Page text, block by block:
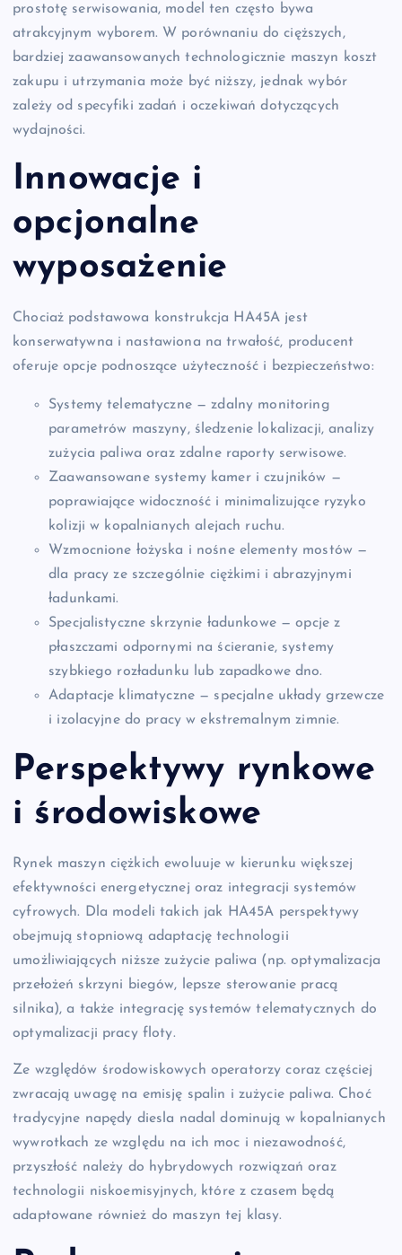
prostotę serwisowania, model ten często bywa
atrakcyjnym wyborem. W porównaniu do cięższych,
bardziej zaawansowanych technologicznie maszyn koszt
zakupu i utrzymania może być niższy, jednak wybór
zależy od specyfiki zadań i oczekiwań dotyczących
wydajności.
Innowacje i
opcjonalne
wyposażenie
Chociaż podstawowa konstrukcja HA45A jest
konserwatywna i nastawiona na trwałość, producent
oferuje opcje podnoszące użyteczność i bezpieczeństwo:
Systemy telematyczne — zdalny monitoring
parametrów maszyny, śledzenie lokalizacji, analizy
zużycia paliwa oraz zdalne raporty serwisowe.
Zaawansowane systemy kamer i czujników —
poprawiające widoczność i minimalizujące ryzyko
kolizji w kopalnianych alejach ruchu.
Wzmocnione łożyska i nośne elementy mostów —
dla pracy ze szczególnie ciężkimi i abrazyjnymi
ładunkami.
Specjalistyczne skrzynie ładunkowe — opcje z
płaszczami odpornymi na ścieranie, systemy
szybkiego rozładunku lub zapadkowe dno.
Adaptacje klimatyczne — specjalne układy grzewcze
i izolacyjne do pracy w ekstremalnym zimnie.
Perspektywy rynkowe
i środowiskowe
Rynek maszyn ciężkich ewoluuje w kierunku większej
efektywności energetycznej oraz integracji systemów
cyfrowych. Dla modeli takich jak HA45A perspektywy
obejmują stopniową adaptację technologii
umożliwiających niższe zużycie paliwa (np. optymalizacja
przełożeń skrzyni biegów, lepsze sterowanie pracą
silnika), a także integrację systemów telematycznych do
optymalizacji pracy floty.
Ze względów środowiskowych operatorzy coraz częściej
zwracają uwagę na emisję spalin i zużycie paliwa. Choć
tradycyjne napędy diesla nadal dominują w kopalnianych
wywrotkach ze względu na ich moc i niezawodność,
przyszłość należy do hybrydowych rozwiązań oraz
technologii niskoemisyjnych, które z czasem będą
adaptowane również do maszyn tej klasy.